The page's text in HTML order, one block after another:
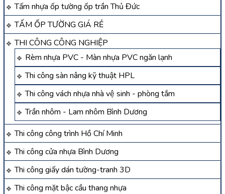
Tấm nhựa ốp tường ốp trần Thủ Đức
TẤM ỐP TƯỜNG GIÁ RẺ
THI CÔNG CÔNG NGHIỆP
Rèm nhựa PVC - Màn nhựa PVC ngăn lạnh
Thi công sàn nâng kỹ thuật HPL
Thi công vách nhựa nhà vệ sinh - phòng tắm
Trần nhôm - Lam nhôm Bình Dương
Thi công công trình Hồ Chí Minh
Thi công cửa nhựa Bình Dương
Thi công giấy dán tường-tranh 3D
Thi công mặt bậc cầu thang nhựa